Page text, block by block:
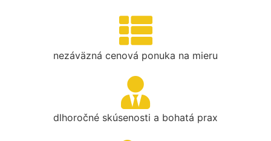
nezáväzná cenová ponuka na mieru
dlhoročné skúsenosti a bohatá prax